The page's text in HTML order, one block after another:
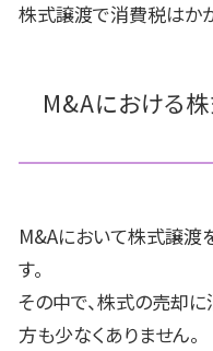
株式譲渡で消費税はか
M&Aにおける
M&Aにおいて株式譲渡
す。
その中で、株式の売却
方も少なくありません。